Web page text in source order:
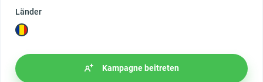
Länder
Kampagne beitreten